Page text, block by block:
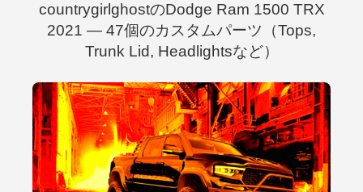
countrygirlghostのDodge Ram 1500 TRX
2021 — 47個のカスタムパーツ（Tops,
Trunk Lid, Headlightsなど）